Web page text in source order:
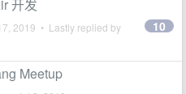
开发
2019 • Lastly replied by 10
Meetup